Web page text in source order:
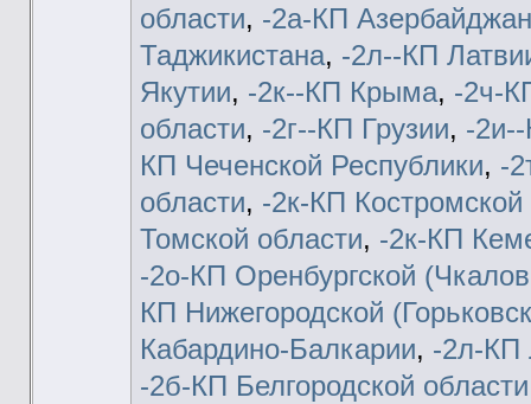
области, -2а-КП
Таджикистана, -2л--КП
Якутии, -2к--КП Крыма, -2ч-
области, -2г--КП Грузии, -
КП Чеченской Республики, -
области, -2к-КП Костромской
Томской области, -2к-КП
-2о-КП Оренбургской
КП Нижегородской
Кабардино-Балкарии, -2л-КП
-2б-КП Белгородской области